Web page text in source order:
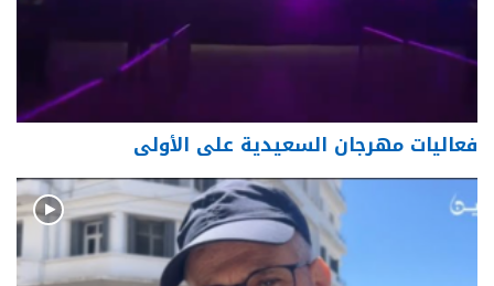
فعاليات مهرجان السعيدية على الأولى